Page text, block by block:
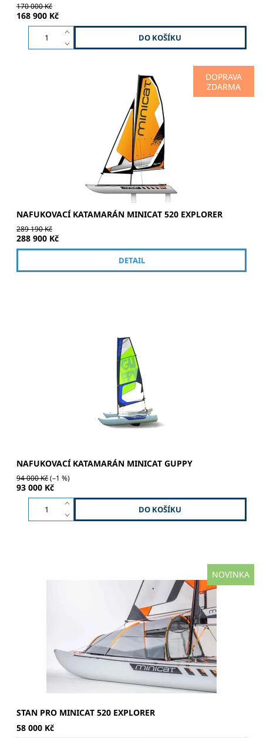
170 000 Kč
168 900 Kč
DOPRAVA
ZDARMA
RELAX | SPORT | ADRENALIN | DOBRODRUŽSTVÍ Největší
model v nabídce katamaránů MINICAT, vytváří novou
kategorii. Model Explorer není zaměřený hlavně na
NAFUKOVACÍ KATAMARÁN MINICAT 520 EXPLORER
289 190 Kč
288 900 Kč
DETAIL
RELAX | JEDNODUCHOST | SKLADNOST MINICAT GUPPY
se vyznačuje jednoduchostí a rychlostí montáže. Díky
originální konstrukci trvá sestavení celé lodi 10 - 15
NAFUKOVACÍ KATAMARÁN MINICAT GUPPY
94 000 Kč(–1 %)
93 000 Kč
NOVINKA
Doplněk pro Minicat 52 Explorer - zásadně rozšiřuje jeho
užitné vlastnosti Stan je možné při plavbě sklopit, aby
posádka měla lepší výhled. Pokud se rozhodnete přespat
STAN PRO MINICAT 520 EXPLORER
58 000 Kč